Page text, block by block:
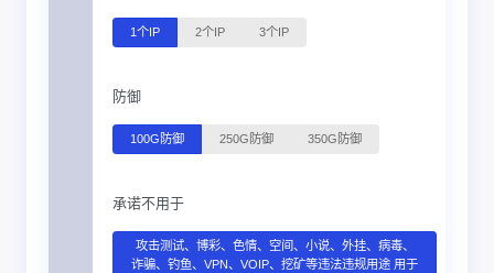
1个IP 2个IP 3个IP
防御
100G防御 250G防御 350G防御
承诺不用于
攻击测试、博彩、色情、空间、小说、外挂、病毒、
诈骗、钓鱼、VPN、VOIP、挖矿等违法违规用途 用于